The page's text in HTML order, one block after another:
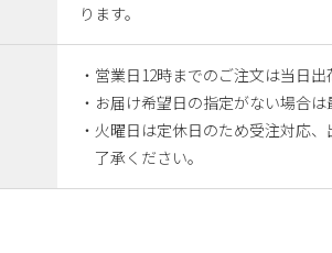
ります。
・営業日12時までのご注文は当日出
・お届け希望日の指定がない場合は
・火曜日は定休日のため受注対応
了承ください。